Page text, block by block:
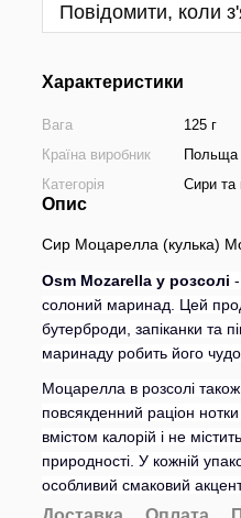
Повідомити, коли
Характеристики
Вага
125 г
Країна виробник
Польща
Категорія
Сири та
Опис
Сир Моцарелла (кулька)
Osm Mozarella у розсолі
солоний маринад. Цей
бутерброди, запіканки та
маринаду робить його
Моцарелла в розсолі
повсякденний раціон нотки
вмістом калорій і не
природності. У кожній
особливий смаковий акцен